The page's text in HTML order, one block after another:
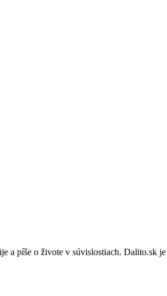
a píše o živote v súvislostiach. Dalito.sk